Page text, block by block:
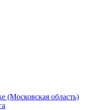
(Московская область)